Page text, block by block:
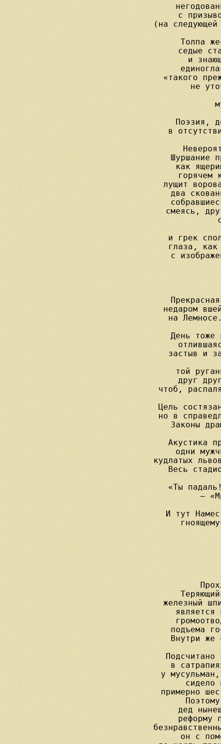
с
(на
Толпа
седые
и
«такого
не
Поэзия,
в
Шуршание
как
горячем
лущит
два
смеясь,
и грек
глаза,
с
недаром
на
День
застыв и
той
друг
чтоб,
Цель
но в
Законы
Акустика
одни
кудлатых
Весь
«Ты
—
И тут
железный
подъема
Внутри же
в
у
сидело
примерно
дед
реформу
он с